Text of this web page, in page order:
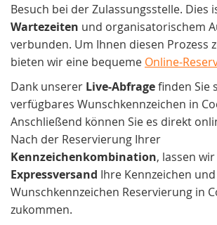
Besuch bei der Zulassungsstelle. Dies
Wartezeiten und organisatorischem
verbunden. Um Ihnen diesen Prozess
bieten wir eine bequeme Online-
Dank unserer Live-Abfragefinden Sie
verfügbares Wunschkennzeichen in
Anschließend können Sie es direkt
Nach der Reservierung Ihrer
Kennzeichenkombination, lassen
Expressversand Ihre Kennzeichen
Wunschkennzeichen Reservierung in
zukommen.